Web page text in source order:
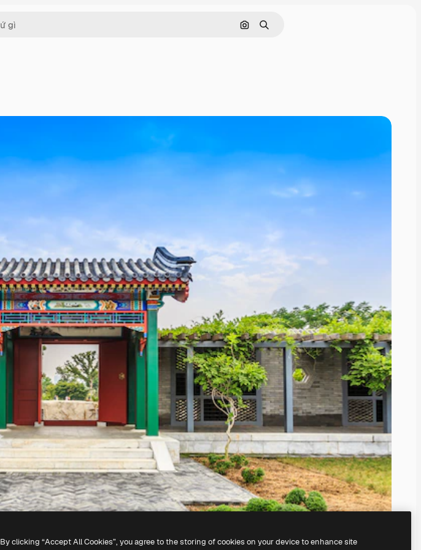
Tìm kiếm bằng hình ảnh
Tìm kiếm
By clicking “Accept All Cookies”, you agree to the storing of cookies on your device to enhance site